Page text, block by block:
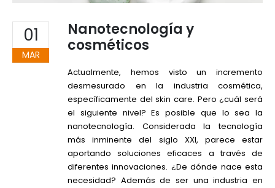
01
MAR
Nanotecnología y
cosméticos
Actualmente, hemos visto un incremento
desmesurado en la industria cosmética,
específicamente del skin care. Pero ¿cuál será
el siguiente nivel? Es posible que lo sea la
nanotecnología. Considerada la tecnología
más inminente del siglo XXI, parece estar
aportando soluciones eficaces a través de
diferentes innovaciones. ¿De dónde nace esta
necesidad? Además de ser una industria en